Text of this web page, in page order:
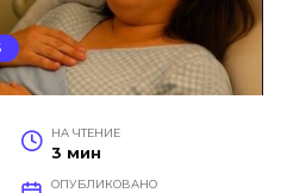
НА ЧТЕНИЕ
3 мин
ОПУБЛИКОВАНО